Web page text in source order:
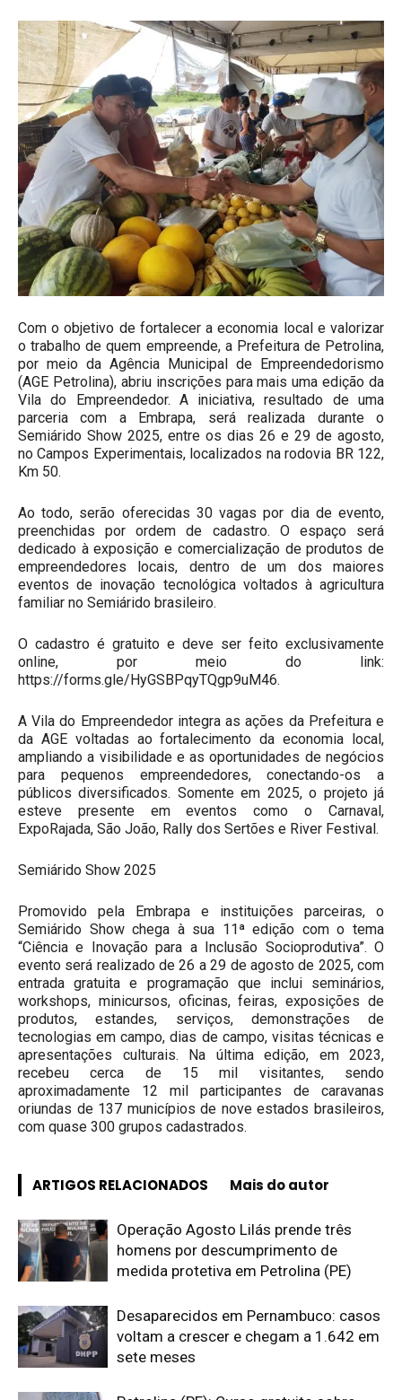
Com o objetivo de fortalecer a economia local e valorizar
o trabalho de quem empreende, a Prefeitura de Petrolina,
por meio da Agência Municipal de Empreendedorismo
(AGE Petrolina), abriu inscrições para mais uma edição da
Vila do Empreendedor. A iniciativa, resultado de uma
parceria com a Embrapa, será realizada durante o
Semiárido Show 2025, entre os dias 26 e 29 de agosto,
no Campos Experimentais, localizados na rodovia BR 122,
Km 50.
Ao todo, serão oferecidas 30 vagas por dia de evento,
preenchidas por ordem de cadastro. O espaço será
dedicado à exposição e comercialização de produtos de
empreendedores locais, dentro de um dos maiores
eventos de inovação tecnológica voltados à agricultura
familiar no Semiárido brasileiro.
O cadastro é gratuito e deve ser feito exclusivamente
online, por meio do link:
https://forms.gle/HyGSBPqyTQgp9uM46.
A Vila do Empreendedor integra as ações da Prefeitura e
da AGE voltadas ao fortalecimento da economia local,
ampliando a visibilidade e as oportunidades de negócios
para pequenos empreendedores, conectando-os a
públicos diversificados. Somente em 2025, o projeto já
esteve presente em eventos como o Carnaval,
ExpoRajada, São João, Rally dos Sertões e River Festival.
Semiárido Show 2025
Promovido pela Embrapa e instituições parceiras, o
Semiárido Show chega à sua 11ª edição com o tema
“Ciência e Inovação para a Inclusão Socioprodutiva”. O
evento será realizado de 26 a 29 de agosto de 2025, com
entrada gratuita e programação que inclui seminários,
workshops, minicursos, oficinas, feiras, exposições de
produtos, estandes, serviços, demonstrações de
tecnologias em campo, dias de campo, visitas técnicas e
apresentações culturais. Na última edição, em 2023,
recebeu cerca de 15 mil visitantes, sendo
aproximadamente 12 mil participantes de caravanas
oriundas de 137 municípios de nove estados brasileiros,
com quase 300 grupos cadastrados.
ARTIGOS RELACIONADOS Mais do autor
Operação Agosto Lilás prende três
homens por descumprimento de
medida protetiva em Petrolina (PE)
Desaparecidos em Pernambuco: casos
voltam a crescer e chegam a 1.642 em
sete meses